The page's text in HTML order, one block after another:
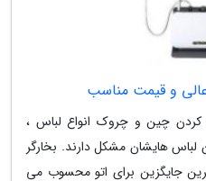
کردن چین و چروک انواع لباس ،
هایشان مشکل دارند. بخارگر
جایگزین برای اتو محسوب می